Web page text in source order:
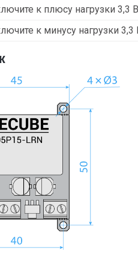
к плюсу нагрузки 3,3
к минусу нагрузки 3,3